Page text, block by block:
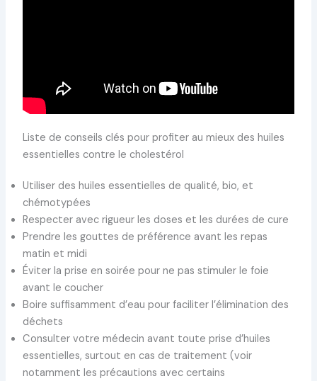
Liste de conseils clés pour profiter au mieux des huiles
essentielles contre le cholestérol
Utiliser des huiles essentielles de qualité, bio, et
chémotypées
Respecter avec rigueur les doses et les durées de cure
Prendre les gouttes de préférence avant les repas
matin et midi
Éviter la prise en soirée pour ne pas stimuler le foie
avant le coucher
Boire suffisamment d’eau pour faciliter l’élimination des
déchets
Consulter votre médecin avant toute prise d’huiles
essentielles, surtout en cas de traitement (voir
notamment les précautions avec certains